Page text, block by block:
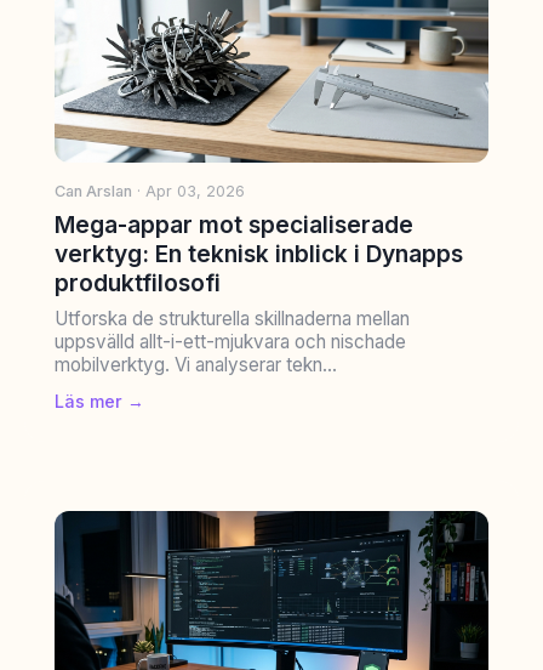
Can Arslan · Apr 03, 2026
Mega-appar mot specialiserade
verktyg: En teknisk inblick i Dynapps
produktfilosofi
Utforska de strukturella skillnaderna mellan
uppsvälld allt-i-ett-mjukvara och nischade
mobilverktyg. Vi analyserar tekn...
Läs mer →